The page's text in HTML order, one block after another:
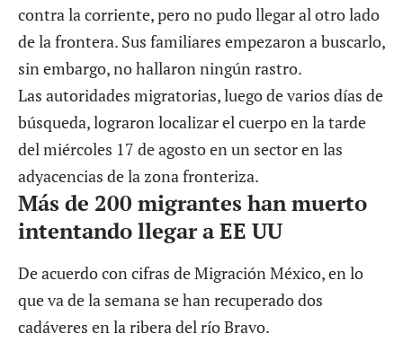
contra la corriente, pero no pudo llegar al otro lado
de la frontera. Sus familiares empezaron a buscarlo,
sin embargo, no hallaron ningún rastro.
Las autoridades migratorias, luego de varios días de
búsqueda, lograron localizar el cuerpo en la tarde
del miércoles 17 de agosto en un sector en las
adyacencias de la zona fronteriza.
Más de 200 migrantes han muerto
intentando llegar a EE UU
De acuerdo con cifras de Migración México, en lo
que va de la semana se han recuperado dos
cadáveres en la ribera del río Bravo.